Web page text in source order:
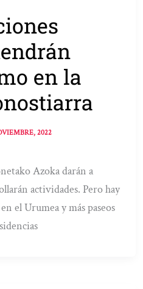
en la
2022
Azoka darán a
actividades. Pero hay
el Urumea y más paseos